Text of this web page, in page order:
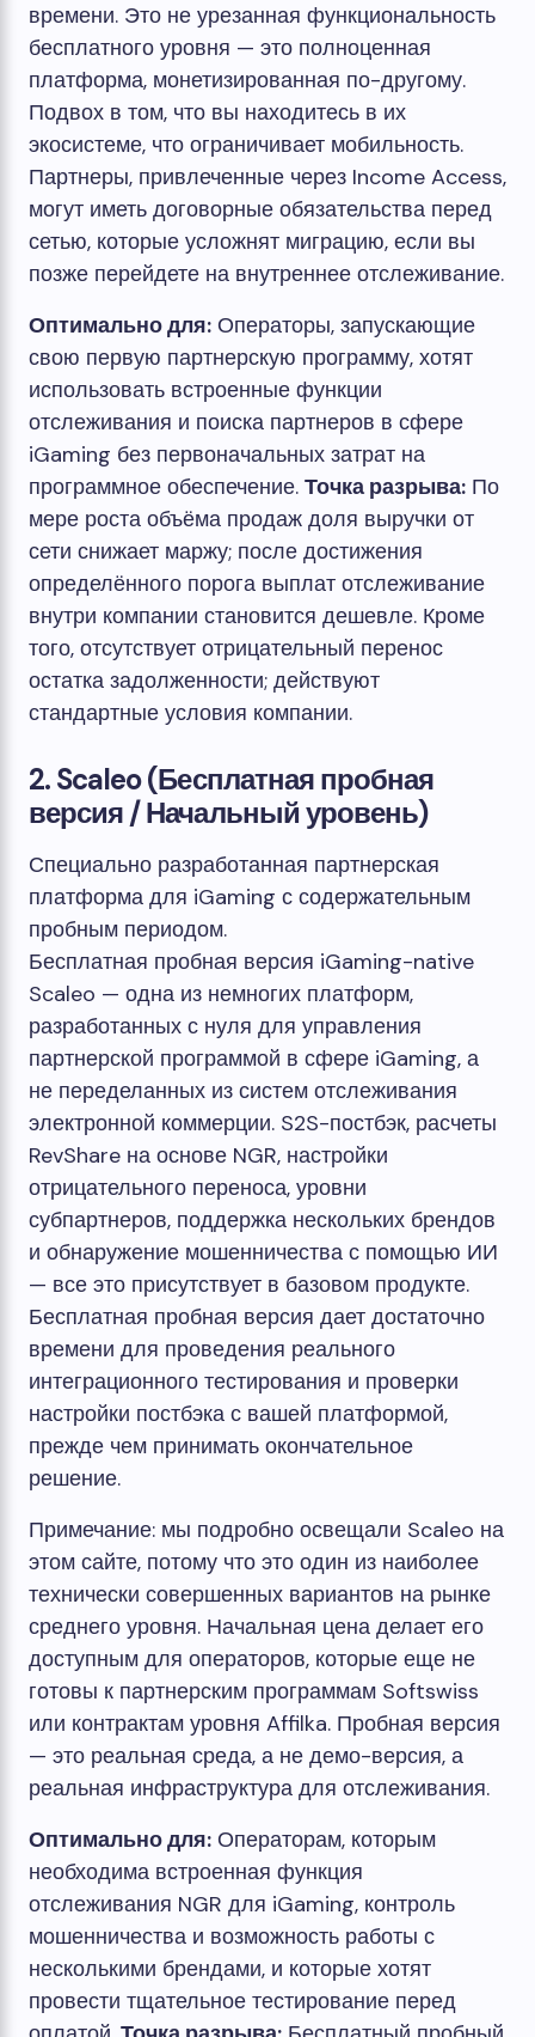
времени. Это не урезанная функциональность
бесплатного уровня — это полноценная
платформа, монетизированная по-другому.
Подвох в том, что вы находитесь в их
экосистеме, что ограничивает мобильность.
Партнеры, привлеченные через Income Access,
могут иметь договорные обязательства перед
сетью, которые усложнят миграцию, если вы
позже перейдете на внутреннее отслеживание.
Оптимально для: Операторы, запускающие
свою первую партнерскую программу, хотят
использовать встроенные функции
отслеживания и поиска партнеров в сфере
iGaming без первоначальных затрат на
программное обеспечение. Точка разрыва: По
мере роста объёма продаж доля выручки от
сети снижает маржу; после достижения
определённого порога выплат отслеживание
внутри компании становится дешевле. Кроме
того, отсутствует отрицательный перенос
остатка задолженности; действуют
стандартные условия компании.
2. Scaleo (Бесплатная пробная
версия / Начальный уровень)
Специально разработанная партнерская
платформа для iGaming с содержательным
пробным периодом.
Бесплатная пробная версия iGaming-native
Scaleo — одна из немногих платформ,
разработанных с нуля для управления
партнерской программой в сфере iGaming, а
не переделанных из систем отслеживания
электронной коммерции. S2S-постбэк, расчеты
RevShare на основе NGR, настройки
отрицательного переноса, уровни
субпартнеров, поддержка нескольких брендов
и обнаружение мошенничества с помощью ИИ
— все это присутствует в базовом продукте.
Бесплатная пробная версия дает достаточно
времени для проведения реального
интеграционного тестирования и проверки
настройки постбэка с вашей платформой,
прежде чем принимать окончательное
решение.
Примечание: мы подробно освещали Scaleo на
этом сайте, потому что это один из наиболее
технически совершенных вариантов на рынке
среднего уровня. Начальная цена делает его
доступным для операторов, которые еще не
готовы к партнерским программам Softswiss
или контрактам уровня Affilka. Пробная версия
— это реальная среда, а не демо-версия, а
реальная инфраструктура для отслеживания.
Оптимально для: Операторам, которым
необходима встроенная функция
отслеживания NGR для iGaming, контроль
мошенничества и возможность работы с
несколькими брендами, и которые хотят
провести тщательное тестирование перед